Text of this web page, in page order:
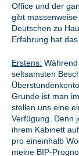
Office und der
gibt
Deutschen zu
Erfahrung hat
Erstens:
seltsamsten
Grunde ist man
stellen uns eine
Verfügung. Denn
ihrem Kabinett
pro eineinhalb
meine BIP-